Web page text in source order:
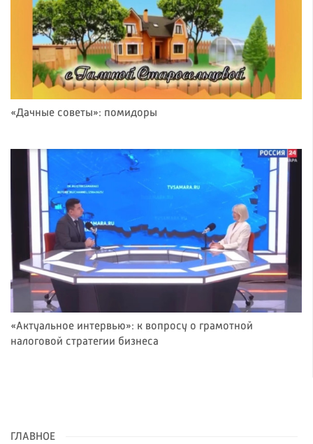
«Дачные советы»: помидоры
«Актуальное интервью»: к вопросу о грамотной
налоговой стратегии бизнеса
ГЛАВНОЕ